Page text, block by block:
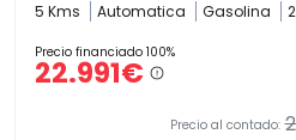
5 Kms
Automatica Gasolina
Precio financiado 100%
22.991€
Precio al contado: